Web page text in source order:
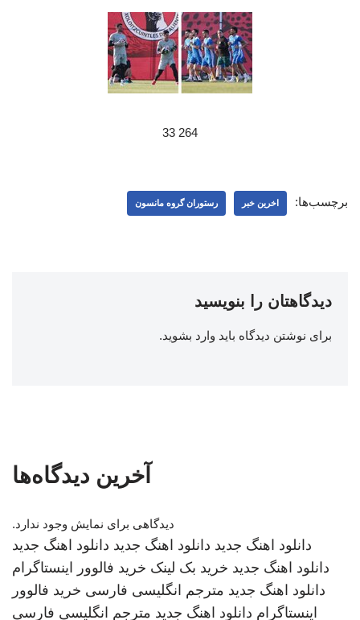
264 33
برچسب‌ها: اخرین خبر رستوران گروه مانسون
دیدگاهتان را بنویسید
برای نوشتن دیدگاه باید وارد بشوید.
آخرین دیدگاه‌ها
دیدگاهی برای نمایش وجود ندارد.
دانلود اهنگ جدید دانلود اهنگ جدید دانلود اهنگ جدید
دانلود اهنگ جدید خرید بک لینک خرید فالوور اینستاگرام
دانلود اهنگ جدید مترجم انگلیسی فارسی خرید فالوور
اینستاگرام دانلود اهنگ جدید مترجم انگلیسی فارسی